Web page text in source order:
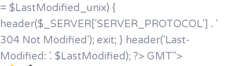
= $LastModified_unix) {
header($_SERVER['SERVER_PROTOCOL'] . '
304 Not Modified'); exit; } header('Last-
Modified: '. $LastModified); ?> GMT">